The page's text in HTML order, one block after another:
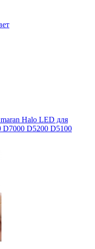
Halo LED для
D7000 D5200 D5100